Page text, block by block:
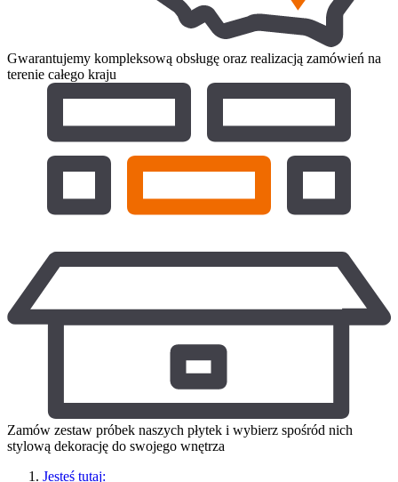
Gwarantujemy kompleksową obsługę oraz realizacją zamówień na
terenie całego kraju
Zamów zestaw próbek naszych płytek i wybierz spośród nich
stylową dekorację do swojego wnętrza
Jesteś tutaj: